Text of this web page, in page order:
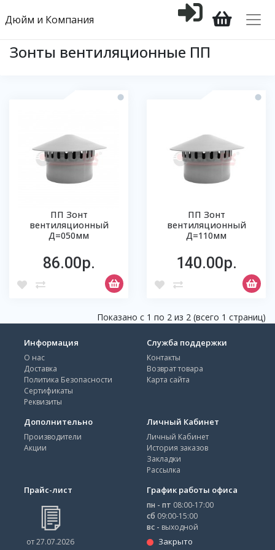
Дюйм и Компания
Зонты вентиляционные ПП
ПП Зонт
вентиляционный
Д=050мм
86.00р.
ПП Зонт
вентиляционный
Д=110мм
140.00р.
Показано с 1 по 2 из 2 (всего 1 страниц)
Информация
О нас
Доставка
Политика Безопасности
Сертификаты
Реквизиты
Служба поддержки
Контакты
Возврат товара
Карта сайта
Дополнительно
Производители
Акции
Личный Кабинет
Личный Кабинет
История заказов
Закладки
Рассылка
Прайс-лист
от 27.07.2026
График работы офиса
пн - пт 08:00-17:00
сб 09:00-15:00
вс - выходной
Закрыто